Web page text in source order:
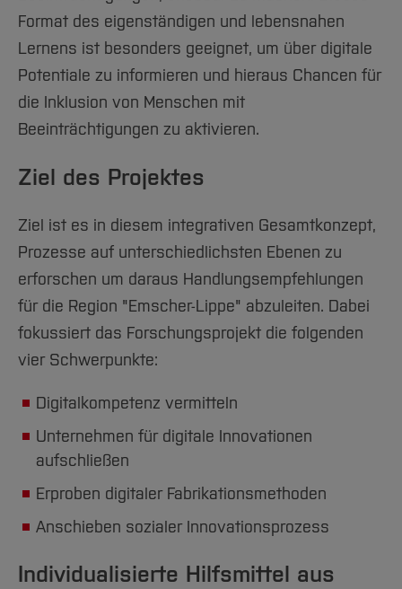
Arbeiten im FB G
Forschung und Projekte
International
Team
Service
Studiengänge
Studieninteressierte
Aktuelles
Studium
Fachgruppen
Forschung und Entwicklung
International
Team
Amtliche Bekanntmachungen
Notfall-Infos
BO Shop
Familiengerechte Hochschule
Gleichstellung
Diskriminierungsfreie Hochschule
Vertretungen
Wahlen
Hochschulbibliothek
Hochschulkommunikation
International Office
Medienzentrum
qed-Stiftung
Zentrale Studienberatung
Format des eigenständigen und lebensnahen
Lernens ist besonders geeignet, um über digitale
Potentiale zu informieren und hieraus Chancen für
die Inklusion von Menschen mit
Beeinträchtigungen zu aktivieren.
Ziel des Projektes
Ziel ist es in diesem integrativen Gesamtkonzept,
Prozesse auf unterschiedlichsten Ebenen zu
erforschen um daraus Handlungsempfehlungen
für die Region "Emscher-Lippe" abzuleiten. Dabei
fokussiert das Forschungsprojekt die folgenden
vier Schwerpunkte:
Digitalkompetenz vermitteln
Unternehmen für digitale Innovationen
aufschließen
Erproben digitaler Fabrikationsmethoden
Anschieben sozialer Innovationsprozess
Individualisierte Hilfsmittel aus